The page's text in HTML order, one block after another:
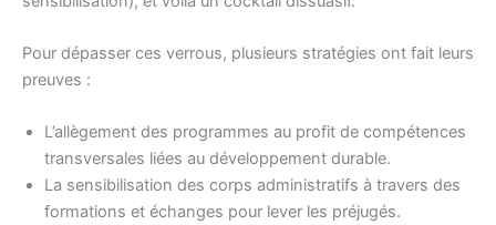
Pour dépasser ces verrous, plusieurs stratégies ont fait leurs
preuves :
L’allègement des programmes au profit de compétences
transversales liées au développement durable.
La sensibilisation des corps administratifs à travers des
formations et échanges pour lever les préjugés.